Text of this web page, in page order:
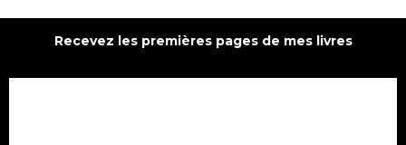
Recevez les premières pages de mes livres